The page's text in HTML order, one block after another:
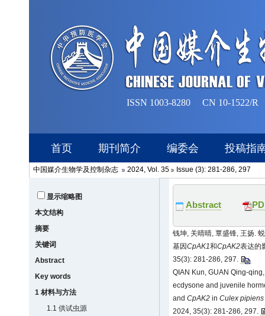
中国媒介生物学及控制杂志 2024, Vol. 35 Issue (3): 281-286, 297
显示缩略图
本文结构
摘要
关键词
Abstract
Key words
1 材料与方法
1.1 供试虫源
Abstract
钱坤, 关晴晴, 覃盛锋, 王扬.
基因CpAK1和CpAK2表达的
35(3): 281-286, 297.
QIAN Kun, GUAN Qing-
ecdysone and juvenile
and CpAK2 in Culex
2024, 35(3): 281-286, 297.